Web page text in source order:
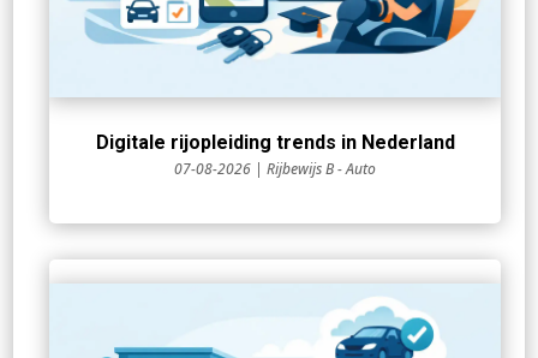
Digitale rijopleiding trends in Nederland
07-08-2026 | Rijbewijs B - Auto